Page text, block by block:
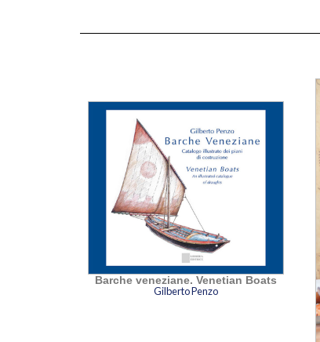
Barche veneziane. Venetian Boats
Gilberto Penzo